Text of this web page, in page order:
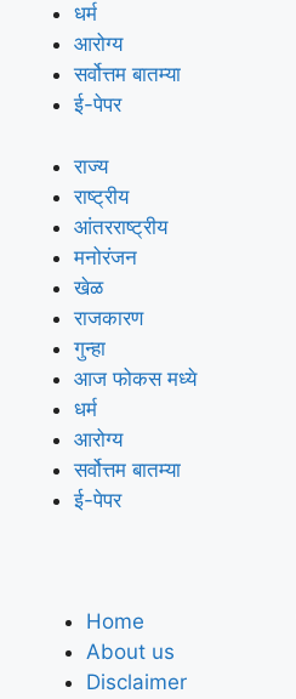
धर्म
आरोग्य
सर्वोत्तम बातम्या
ई-पेपर
राज्य
राष्ट्रीय
आंतरराष्ट्रीय
मनोरंजन
खेळ
राजकारण
गुन्हा
आज फोकस मध्ये
धर्म
आरोग्य
सर्वोत्तम बातम्या
ई-पेपर
Home
About us
Disclaimer